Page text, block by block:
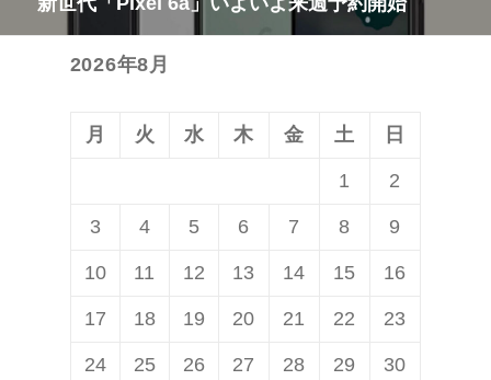
次
の
2026年8月
月 火 水 木 金 土 日
1 2
3 4 5 6 7 8 9
10 11 12 13 14 15 16
17 18 19 20 21 22 23
24 25 26 27 28 29 30